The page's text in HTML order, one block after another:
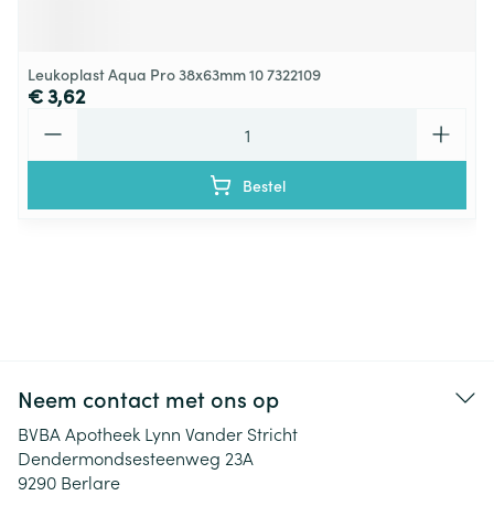
Leukoplast Aqua Pro 38x63mm 10 7322109
€ 3,62
Bestel
Neem contact met ons op
BVBA Apotheek Lynn Vander Stricht
Dendermondsesteenweg 23A
9290 Berlare